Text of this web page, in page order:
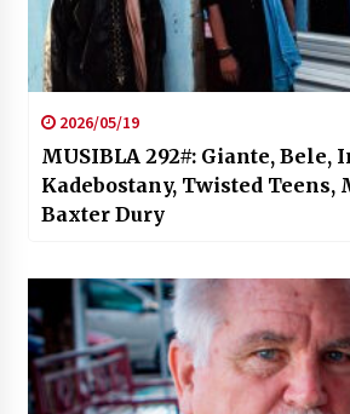
2026/05/19
MUSIBLA 292#: Giante, Bele,
Kadebostany, Twisted Teens,
Baxter Dury